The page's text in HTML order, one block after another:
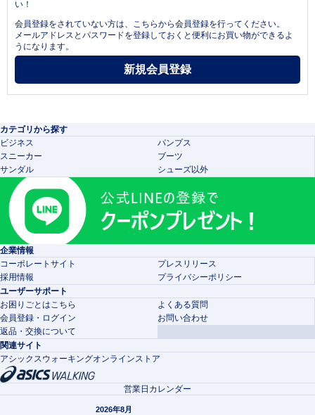
い！
会員登録をされていない方は、こちらから会員登録を行ってください。
メールアドレスとパスワードを登録しておくと便利にお買い物ができるよ
うになります。
カテゴリから探す
ビジネス
パンプス
スニーカー
ブーツ
サンダル
シューズ以外
企業情報
コーポレートサイト
プレスリリース
採用情報
プライバシーポリシー
ユーザーサポート
お困りごとはこちら
よくある質問
会員登録・ログイン
お問い合わせ
返品・交換について
関連サイト
アシックスウォーキングオンラインストア
営業日カレンダー
2026年8月